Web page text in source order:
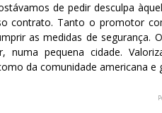
de pedir desculpa
contrato. Tanto o promotor
as medidas de segurança.
numa pequena cidade.
da comunidade americana e